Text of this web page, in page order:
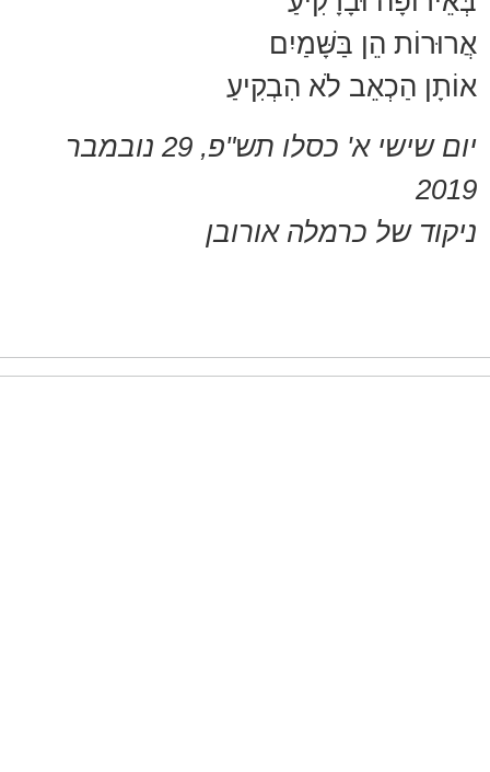
אֲרוּרוֹת הֵן בַּשָּׁמַיִם
אוֹתָן הַכְאֵב לֹא הִבְקִיעַ
יום שישי א' כסלו תש"פ, ‏29 נובמבר
2019
ניקוד של כרמלה אורובן